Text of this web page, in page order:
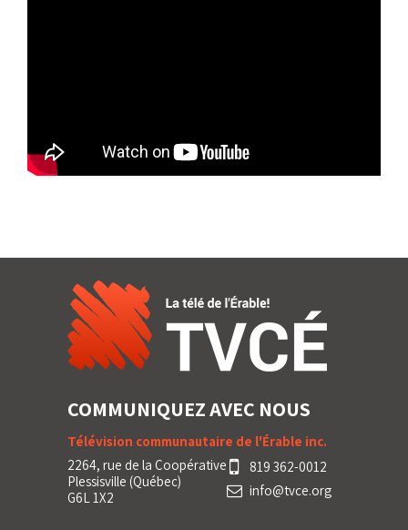
COMMUNIQUEZ AVEC NOUS
Télévision communautaire de l'Érable inc.
2264, rue de la Coopérative
Plessisville (Québec)
G6L 1X2
819 362-0012
info@tvce.org